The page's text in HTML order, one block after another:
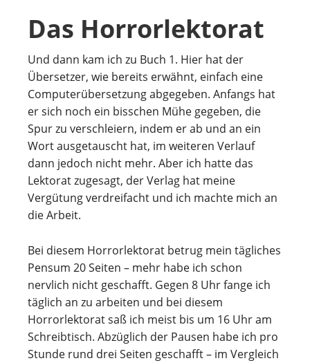
Das Horrorlektorat
Und dann kam ich zu Buch 1. Hier hat der
Übersetzer, wie bereits erwähnt, einfach eine
Computerübersetzung abgegeben. Anfangs hat
er sich noch ein bisschen Mühe gegeben, die
Spur zu verschleiern, indem er ab und an ein
Wort ausgetauscht hat, im weiteren Verlauf
dann jedoch nicht mehr. Aber ich hatte das
Lektorat zugesagt, der Verlag hat meine
Vergütung verdreifacht und ich machte mich an
die Arbeit.
Bei diesem Horrorlektorat betrug mein tägliches
Pensum 20 Seiten – mehr habe ich schon
nervlich nicht geschafft. Gegen 8 Uhr fange ich
täglich an zu arbeiten und bei diesem
Horrorlektorat saß ich meist bis um 16 Uhr am
Schreibtisch. Abzüglich der Pausen habe ich pro
Stunde rund drei Seiten geschafft – im Vergleich